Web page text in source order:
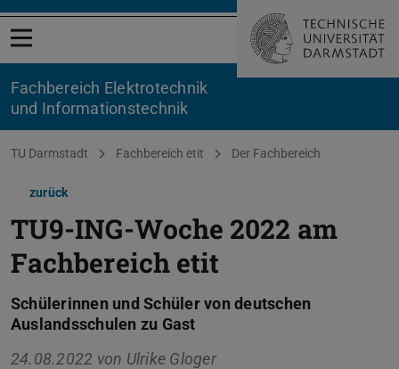
Menü öffnen
Fachbereich Elektrotechnik
und Informationstechnik
Sie befinden sich hier:
TU Darmstadt Fachbereich etit Der Fachbereich
zurück
TU9-ING-Woche 2022 am
Fachbereich etit
Schülerinnen und Schüler von deutschen
Auslandsschulen zu Gast
24.08.2022 von Ulrike Gloger